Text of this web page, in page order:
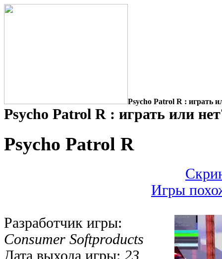
Psycho Patrol R : играть
Psycho Patrol R : играть или
Psycho Patrol R
Игры
Разработчик игры:
Consumer Softproducts
Дата выхода игры: 23